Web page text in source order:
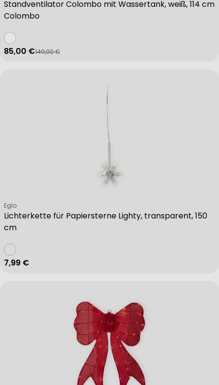
Standventilator Colombo mit Wassertank, weiß, 114 cm
Colombo
Verkaufspreis
85,00 €
Regulärer Preis
149,00 €
Lichterkette für Papiersterne Lighty, transparent, 150
cm
Verkäufer:
Eglo
Regulärer Preis
7,99 €